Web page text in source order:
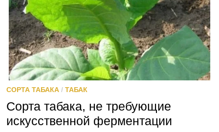
СОРТА ТАБАКА/ ТАБАК
Сорта табака, не требующие
искусственной ферментации